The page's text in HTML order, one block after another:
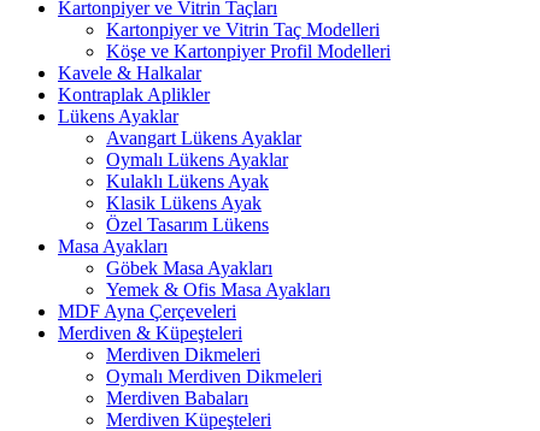
Kartonpiyer ve Vitrin Taçları
Kartonpiyer ve Vitrin Taç Modelleri
Köşe ve Kartonpiyer Profil Modelleri
Kavele & Halkalar
Kontraplak Aplikler
Lükens Ayaklar
Avangart Lükens Ayaklar
Oymalı Lükens Ayaklar
Kulaklı Lükens Ayak
Klasik Lükens Ayak
Özel Tasarım Lükens
Masa Ayakları
Göbek Masa Ayakları
Yemek & Ofis Masa Ayakları
MDF Ayna Çerçeveleri
Merdiven & Küpeşteleri
Merdiven Dikmeleri
Oymalı Merdiven Dikmeleri
Merdiven Babaları
Merdiven Küpeşteleri